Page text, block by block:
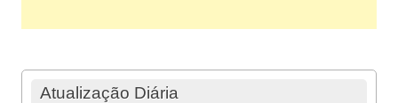
Atualização Diária